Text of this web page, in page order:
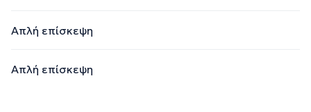
Απλή επίσκεψη
Απλή επίσκεψη